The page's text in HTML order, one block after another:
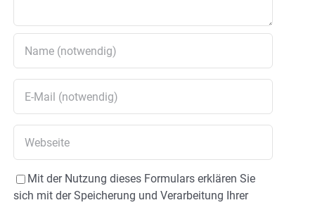
Mit der Nutzung dieses Formulars erklären Sie
sich mit der Speicherung und Verarbeitung Ihrer